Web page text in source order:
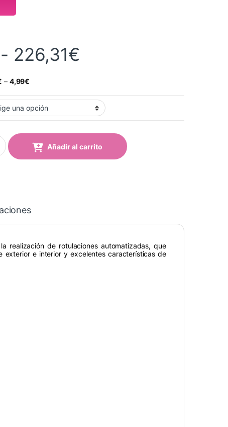
- 226,31€
– 4,99€
Sky Blue quantity
Añadir al carrito
realización de rotulaciones automatizadas, que
exterior e interior y excelentes características de